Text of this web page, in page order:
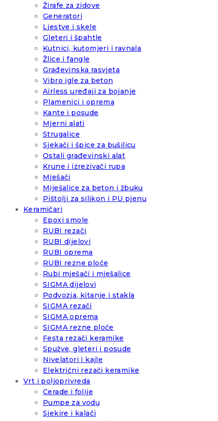
Žirafe za zidove
Generatori
Ljestve i skele
Gleteri i špahtle
Kutnici, kutomjeri i ravnala
Žlice i fangle
Građevinska rasvjeta
Vibro igle za beton
Airless uređaji za bojanje
Plamenici i oprema
Kante i posude
Mjerni alati
Strugalice
Sjekači i špice za bušilicu
Ostali građevinski alat
Krune i izrezivači rupa
Mješači
Miješalice za beton i žbuku
Pištolji za silikon i PU pjenu
Keramičari
Epoxi smole
RUBI rezači
RUBI dijelovi
RUBI oprema
RUBI rezne ploče
Rubi mješači i mješalice
SIGMA dijelovi
Podvozja, kitanje i stakla
SIGMA rezači
SIGMA oprema
SIGMA rezne ploče
Festa rezači keramike
Spužve, gleteri i posude
Nivelatori i kajle
Električni rezači keramike
Vrt i poljoprivreda
Cerade i folije
Pumpe za vodu
Sjekire i kalači